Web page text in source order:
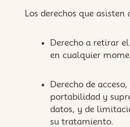
Los derechos que asisten
Derecho a retirar
en cualquier
Derecho de
portabilidad y
datos, y de
su tratamiento.